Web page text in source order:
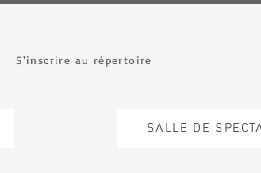
S'inscrire au répertoire
SALLE DE